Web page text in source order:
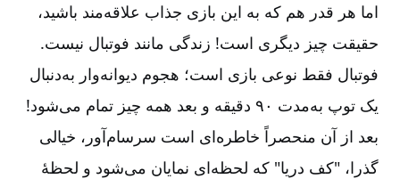
اما هر قدر هم که به این بازی جذاب علاقه‌مند باشید،
حقیقت چیز دیگری است! زندگی مانند فوتبال نیست.
فوتبال فقط نوعی بازی است؛ هجوم دیوانه‌وار به‌دنبال
یک توپ به‌مدت ۹۰ دقیقه و بعد همه چیز تمام می‌شود!
بعد از آن منحصراً خاطره‌ای است سرسام‌آور، خیالی
گذرا، "کف دریا" که لحظه‌ای نمایان می‌شود و لحظۀ